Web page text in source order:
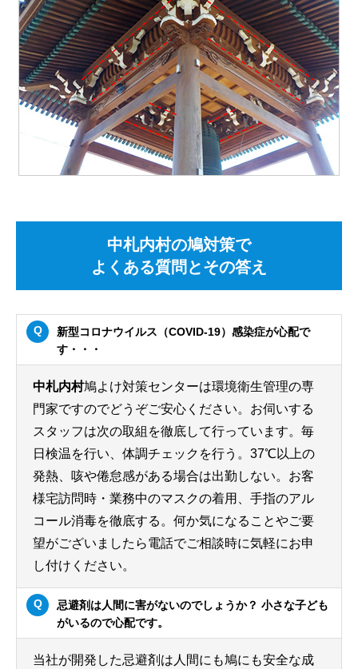
中札内村の鳩対策で
よくある質問とその答え
新型コロナウイルス（COVID-19）感染症が心配で
す・・・
中札内村鳩よけ対策センターは環境衛生管理の専
門家ですのでどうぞご安心ください。お伺いする
スタッフは次の取組を徹底して行っています。毎
日検温を行い、体調チェックを行う。37℃以上の
発熱、咳や倦怠感がある場合は出勤しない。お客
様宅訪問時・業務中のマスクの着用、手指のアル
コール消毒を徹底する。何か気になることやご要
望がございましたら電話でご相談時に気軽にお申
し付けください。
忌避剤は人間に害がないのでしょうか？ 小さな子ども
がいるので心配です。
当社が開発した忌避剤は人間にも鳩にも安全な成